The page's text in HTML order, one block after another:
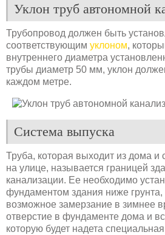
Уклон труб автономной
Трубопровод должен быть
соответствующим уклоном,
внутреннего диаметра
трубы диаметр 50 мм, уклон
каждом метре.
Система выпуска
Труба, которая выходит из дома и
на улице, называется границей
канализации. Ее необходимо
фундаментом здания ниже грунта,
возможное замерзание в зимнее
отверстие в фундаменте дома и
которую будет надета